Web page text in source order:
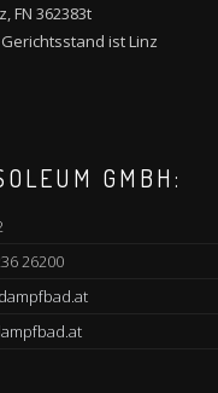
FN 362383t
ist Linz
GMBH:
26200